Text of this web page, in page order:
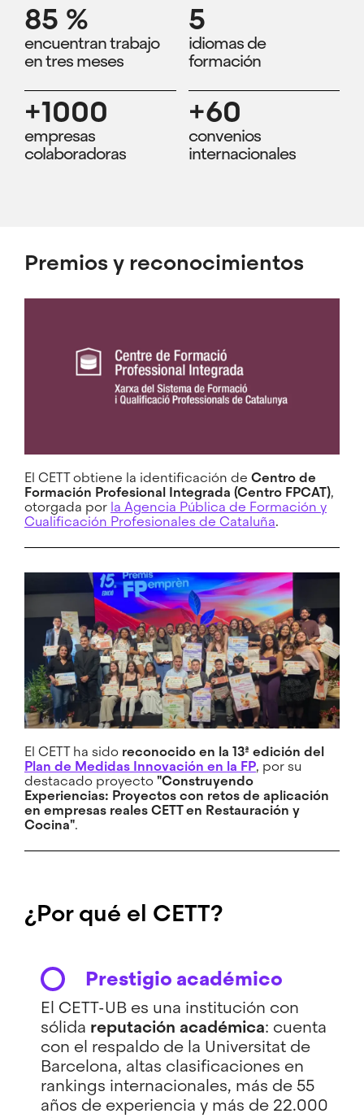
85 %
encuentran trabajo
en tres meses
5
idiomas de
formación
+1000
empresas
colaboradoras
+60
convenios
internacionales
Premios y reconocimientos
El CETT obtiene la identificación de Centro de
Formación Profesional Integrada (Centro FPCAT),
otorgada por la Agencia Pública de Formación y
Cualificación Profesionales de Cataluña.
El CETT ha sido reconocido en la 13ª edición del
Plan de Medidas Innovación en la FP, por su
destacado proyecto"Construyendo
Experiencias: Proyectos con retos de aplicación
en empresas reales CETT en Restauración y
Cocina".
¿Por qué el CETT?
Prestigio académico
El CETT-UB es una institución con
sólida reputación académica: cuenta
con el respaldo de la Universitat de
Barcelona, altas clasificaciones en
rankings internacionales, más de 55
años de experiencia y más de 22.000